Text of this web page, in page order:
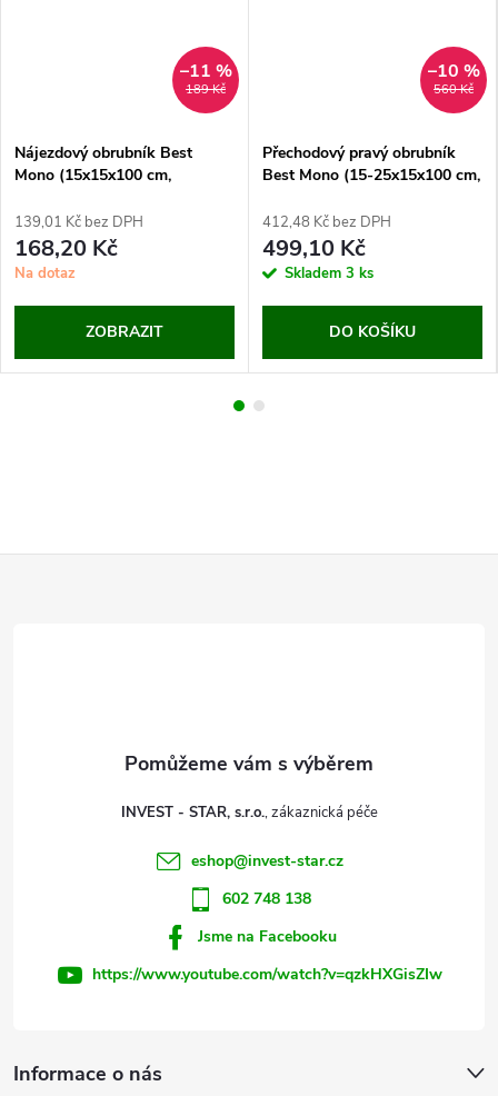
189 Kč
–11 %
Nájezdový obrubník Best
Mono (15x15x100 cm,
139,01 Kč bez DPH
168,20 Kč
Na dotaz
ZOBRAZIT
560 Kč
–10 %
Přechodový pravý obrubník
Best Mono (15-25x15x100 cm,
412,48 Kč bez DPH
499,10 Kč
Skladem 3 ks
DO KOŠÍKU
Informace o nás
INVEST - STAR, s.r.o.
eshop@invest-star.cz
602 748 138
Jsme na Facebooku
https://www.youtube.com/watch?v=qzkHXGisZIw